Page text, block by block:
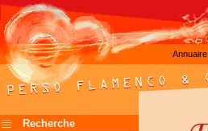
Annuaire
Recherche